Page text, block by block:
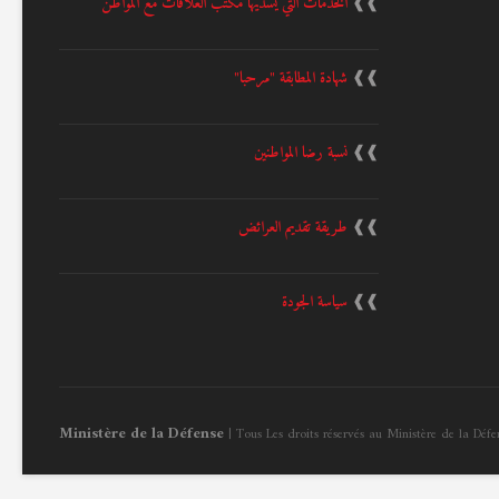
❱❱ شهادة المطابقة "مرحبا"
❱❱نسبة رضا المواطنين
❱❱ طريقة تقديم العرائض
❱❱سياسة الجودة
Ministère de la Défense| Tous Les droits réservés au Ministère de la